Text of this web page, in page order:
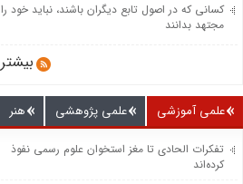
کسانی که در اصول تابع دیگران باشند، نباید خود را
مجتهد بدانند
بیشتر
علمی آموزشی علمی پژوهشی هنر
تفکرات الحادی تا مغز استخوان علوم رسمی نفوذ
کرده‌اند